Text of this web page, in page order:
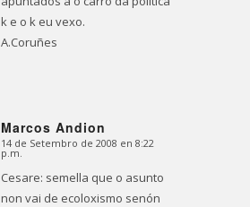
k e o k eu vexo.
A.Coruñes
Marcos Andion
Dice:
14 de Setembro de 2008 en 8:22
p.m.
Cesare: semella que o asunto
non vai de ecoloxismo senón